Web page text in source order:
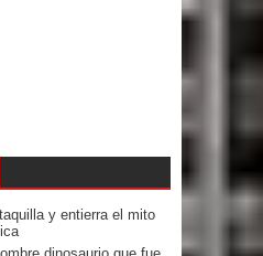
y entierra el mito